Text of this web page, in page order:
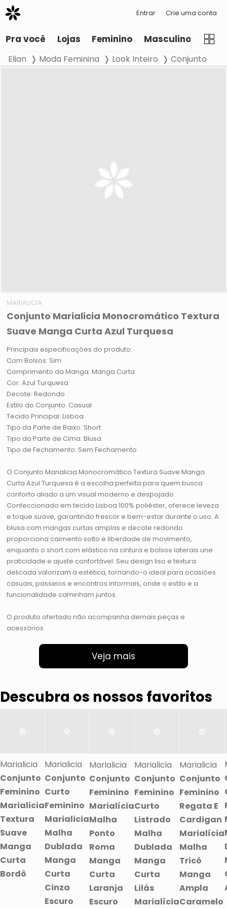
Entrar Crie uma conta
Pra você Lojas Feminino Masculino
Elian Moda Feminina Look Inteiro Conjunto
MARIALICIA
Conjunto Marialicia Monocromático Textura
Suave Manga Curta Azul Turquesa
Principais especificações do produto:
Com Bolsos: Sim
Comprimento da Manga: Manga Curta
Cor: Azul Turquesa
Decote: Redondo
Estilo do Conjunto: Casual
Tecido Principal: Lisboa
Tipo da Parte de Baixo: Short
Tipo da Parte de Cima: Blusa
Tipo de Fechamento: Sem Fechamento
O Conjunto Marialicia Monocromático Textura Suave Manga
Curta Azul Turquesa é a escolha perfeita para quem busca
conforto aliado a um visual moderno e despojado.
Confeccionado em tecido Lisboa 100% poliéster, oferece leveza
e toque suave, garantindo frescor e bem-estar durante o uso. A
blusa com mangas curtas amplas e decote redondo
proporciona caimento solto e liberdade de movimento,
enquanto o short com elástico na cintura e bolsos laterais une
praticidade e ajuste confortável. Seu design liso e textura
delicada valorizam a estética, tornando-o ideal para ocasiões
casuais, passeios e encontros informais, onde o estilo e a
funcionalidade caminham juntos.
O produto ofertado não acompanha demais peças e
acessórios.
Veja mais
Descubra os nossos favoritos
Marialicia
Conjunto
Feminino
Marialicia
Textura
Suave
Manga
Curta
Bordô
Marialicia
Conjunto
Curto
Feminino
Marialicia
Malha
Dublada
Manga
Curta
Cinza
Escuro
Marialicia
Conjunto
Feminino
Marialícia
Malha
Ponto
Roma
Manga
Curta
Laranja
Escuro
Marialicia
Conjunto
Feminino
Curto
Listrado
Malha
Dublada
Manga
Curta
Lilás
Marialícia
Marialicia
Conjunto
Feminino
Regata E
Cardigan
Marialícia
Malha
Tricô
Manga
Ampla
Caramelo